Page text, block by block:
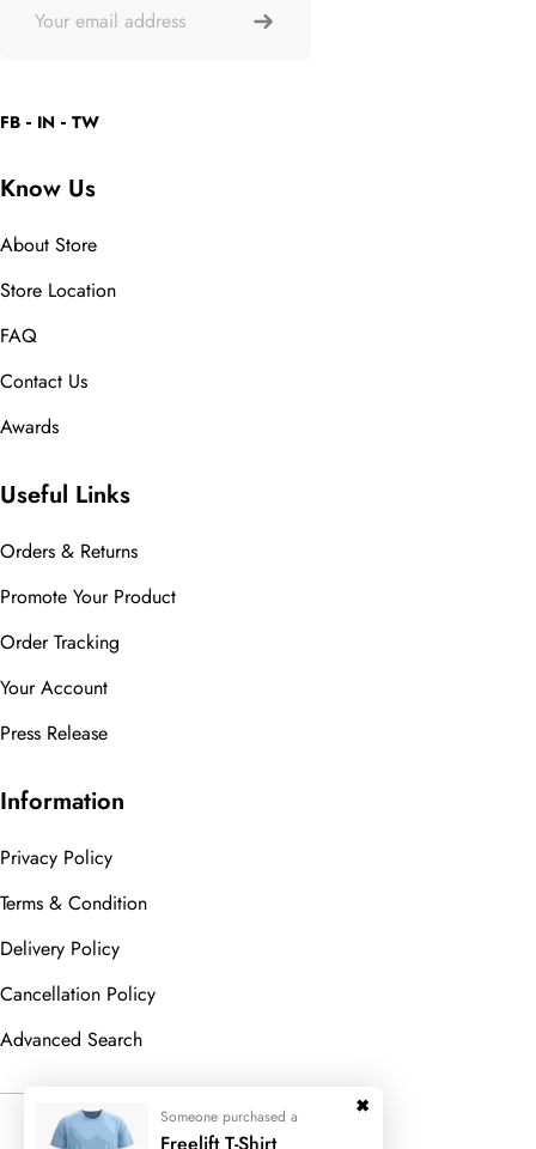
FB IN TW
Know Us
About Store
Store Location
FAQ
Contact Us
Awards
Useful Links
Orders & Returns
Promote Your Product
Order Tracking
Your Account
Press Release
Information
Privacy Policy
Terms & Condition
Delivery Policy
Cancellation Policy
Advanced Search
© 2023Wedesigntech.All Rights
Someone purchased a